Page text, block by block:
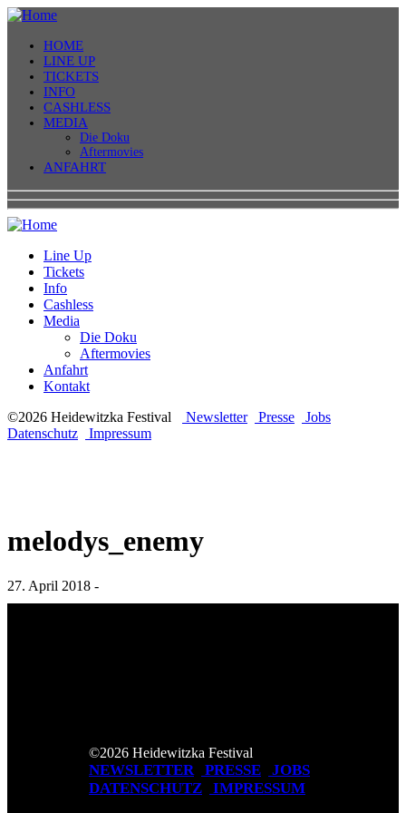
HOME
LINE UP
TICKETS
INFO
CASHLESS
MEDIA
Die Doku
Aftermovies
ANFAHRT
Line Up
Tickets
Info
Cashless
Media
Die Doku
Aftermovies
Anfahrt
Kontakt
©2026 Heidewitzka Festival
Newsletter Presse
Jobs
Datenschutz
Impressum
melodys_enemy
27. April 2018 -
©2026 Heidewitzka Festival
NEWSLETTER PRESSE
JOBS
DATENSCHUTZ
IMPRESSUM